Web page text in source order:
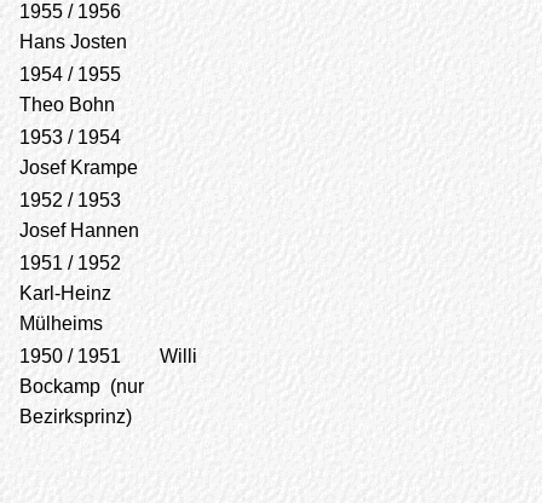
1955 / 1956
Hans Josten
1954 / 1955
Theo Bohn
1953 / 1954
Josef Krampe
1952 / 1953
Josef Hannen
1951 / 1952
Karl-Heinz
Mülheims
1950 / 1951 Willi
Bockamp (nur
Bezirksprinz)